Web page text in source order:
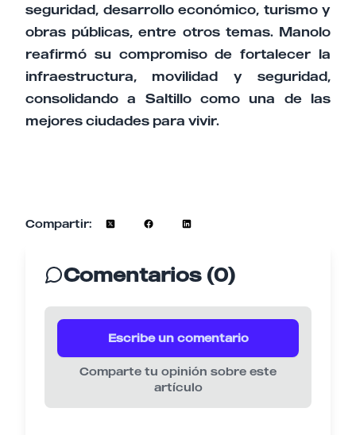
seguridad, desarrollo económico, turismo y
obras públicas, entre otros temas. Manolo
reafirmó su compromiso de fortalecer la
infraestructura, movilidad y seguridad,
consolidando a Saltillo como una de las
mejores ciudades para vivir.
Compartir:
Comentarios (0)
Escribe un comentario
Comparte tu opinión sobre este
artículo